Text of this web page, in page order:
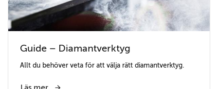
Guide – Diamantverktyg
Allt du behöver veta för att välja rätt diamantverktyg.